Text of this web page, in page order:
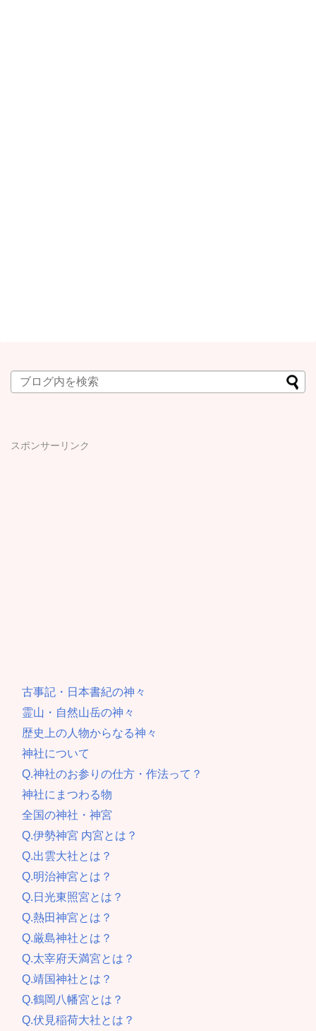
スポンサーリンク
古事記・日本書紀の神々
霊山・自然山岳の神々
歴史上の人物からなる神々
神社について
Q.神社のお参りの仕方・作法って？
神社にまつわる物
全国の神社・神宮
Q.伊勢神宮 内宮とは？
Q.出雲大社とは？
Q.明治神宮とは？
Q.日光東照宮とは？
Q.熱田神宮とは？
Q.厳島神社とは？
Q.太宰府天満宮とは？
Q.靖国神社とは？
Q.鶴岡八幡宮とは？
Q.伏見稲荷大社とは？